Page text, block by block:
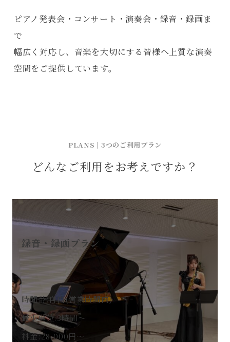
ピアノ発表会・コンサート・演奏会・録音・録画ま
で
幅広く対応し、音楽を大切にする皆様へ上質な演奏
空間をご提供しています。
PLANS｜3つのご利用プラン
どんなご利用をお考えですか？
録音・録画プラン
時間帯:自由(営業時間内)
最小単位:3時間～
料金:28,000円～